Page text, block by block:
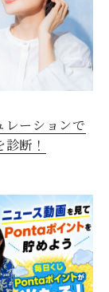
レーションで
断！